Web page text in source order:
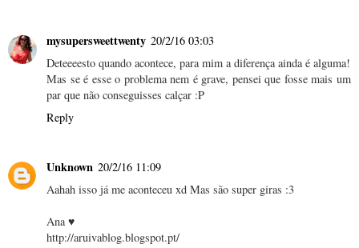
mysupersweettwenty 20/2/16 03:03
Deteeeesto quando acontece, para mim a diferença ainda é alguma!
Mas se é esse o problema nem é grave, pensei que fosse mais um
par que não conseguisses calçar :P
Reply
Unknown 20/2/16 11:09
Aahah isso já me aconteceu xd Mas são super giras :3
Ana ♥
http://aruivablog.blogspot.pt/